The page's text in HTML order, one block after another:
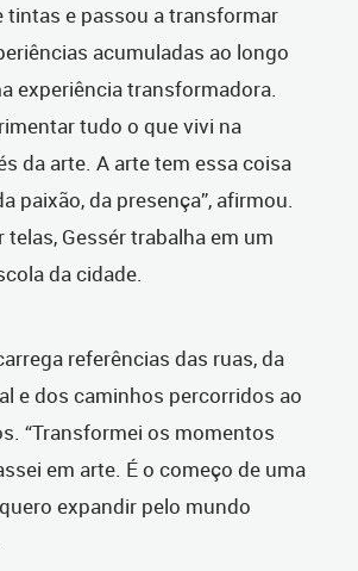
tintas e passou a transformar
acumuladas ao longo
experiência transformadora.
tudo o que vivi na
da arte. A arte tem essa coisa
paixão, da presença”, afirmou.
telas, Gessér trabalha em um
da cidade.
referências das ruas, da
e dos caminhos percorridos ao
“Transformei os momentos
em arte. É o começo de uma
expandir pelo mundo